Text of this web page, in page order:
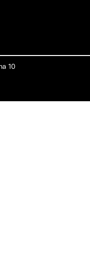
10